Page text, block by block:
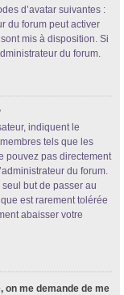
d’avatar suivantes :
du forum peut activer
mis à disposition. Si
du forum.
indiquent le
tels que les
pouvez pas directement
du forum.
but de passer au
est rarement tolérée
abaisser votre
on me demande de me